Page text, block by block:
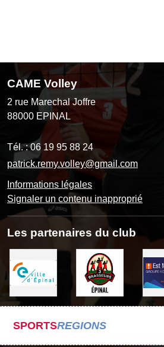
CAME Volley
2 rue Marechal Joffre
88000 EPINAL
Tél. :06 19 95 88 24
patrick.remy.volley@gmail.com
Informations légales
Signaler un contenu inapproprié
Les partenaires du club
SPORTSREGIONS